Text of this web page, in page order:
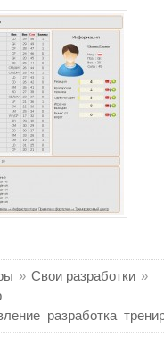
» Свои разработки »
разработка